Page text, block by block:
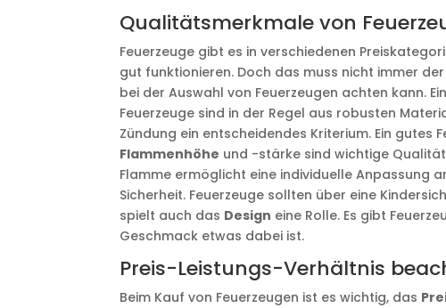
Qualitätsmerkmale von
Feuerzeuge gibt es in verschiedenen
gut funktionieren. Doch das muss nicht immer
bei der Auswahl von Feuerzeugen achten kann.
Feuerzeuge sind in der Regel aus robusten
Zündung ein entscheidendes Kriterium. Ein gutes
Flammenhöhe und -stärke sind wichtige
Flamme ermöglicht eine individuelle Anpassung
Sicherheit. Feuerzeuge sollten über eine
spielt auch das Design eine Rolle. Es gibt
Geschmack etwas dabei ist.
Preis-Leistungs-Verhältnis
Beim Kauf von Feuerzeugen ist es wichtig, das